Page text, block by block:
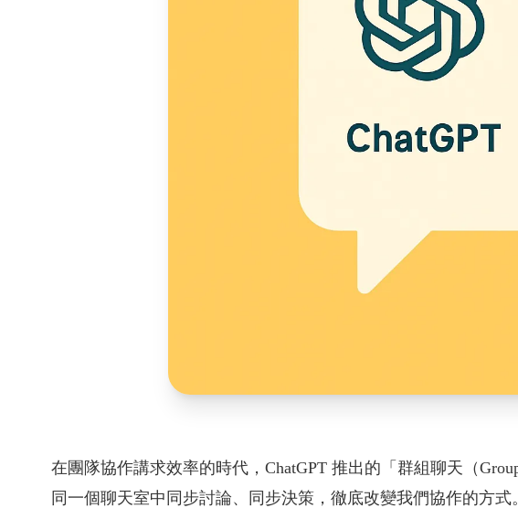
在團隊協作講求效率的時代，ChatGPT 推出的「群組聊天（
同一個聊天室中同步討論、同步決策，徹底改變我們協作的方式